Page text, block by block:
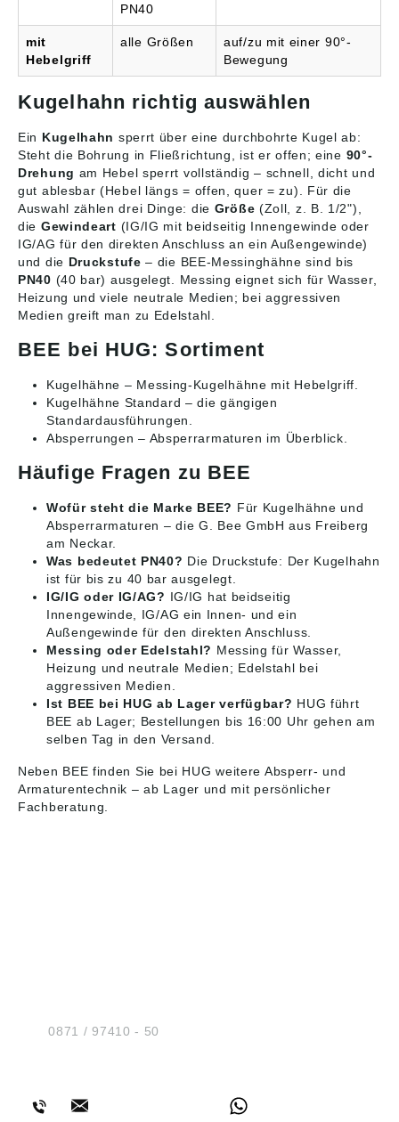
PN40
mit
Hebelgriff
alle Größen
auf/zu mit einer 90°-
Bewegung
Kugelhahn richtig auswählen
Ein Kugelhahn sperrt über eine durchbohrte Kugel ab:
Steht die Bohrung in Fließrichtung, ist er offen; eine 90°-
Drehung am Hebel sperrt vollständig – schnell, dicht und
gut ablesbar (Hebel längs = offen, quer = zu). Für die
Auswahl zählen drei Dinge: die Größe (Zoll, z. B. 1/2"),
die Gewindeart (IG/IG mit beidseitig Innengewinde oder
IG/AG für den direkten Anschluss an ein Außengewinde)
und die Druckstufe – die BEE-Messinghähne sind bis
PN40 (40 bar) ausgelegt. Messing eignet sich für Wasser,
Heizung und viele neutrale Medien; bei aggressiven
Medien greift man zu Edelstahl.
BEE bei HUG: Sortiment
Kugelhähne – Messing-Kugelhähne mit Hebelgriff.
Kugelhähne Standard – die gängigen
Standardausführungen.
Absperrungen – Absperrarmaturen im Überblick.
Häufige Fragen zu BEE
Wofür steht die Marke BEE? Für Kugelhähne und
Absperrarmaturen – die G. Bee GmbH aus Freiberg
am Neckar.
Was bedeutet PN40? Die Druckstufe: Der Kugelhahn
ist für bis zu 40 bar ausgelegt.
IG/IG oder IG/AG? IG/IG hat beidseitig
Innengewinde, IG/AG ein Innen- und ein
Außengewinde für den direkten Anschluss.
Messing oder Edelstahl? Messing für Wasser,
Heizung und neutrale Medien; Edelstahl bei
aggressiven Medien.
Ist BEE bei HUG ab Lager verfügbar? HUG führt
BEE ab Lager; Bestellungen bis 16:00 Uhr gehen am
selben Tag in den Versand.
Neben BEE finden Sie bei HUG weitere Absperr- und
Armaturentechnik – ab Lager und mit persönlicher
Fachberatung.
Tel.:0871 / 97410 - 50